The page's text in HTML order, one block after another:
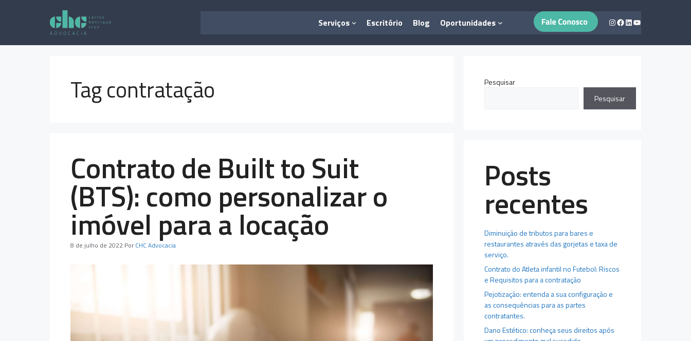
Serviços Escritório Blog Oportunidades Instagram
Facebook
LinkedIn
Youtube
Tag contratação
Contrato de Built to Suit
(BTS): como personalizar o
imóvel para a locação
8 de julho de 2022 Por CHC Advocacia
Pesquisar
Pesquisar
Posts
recentes
Diminuição de tributos para bares e
restaurantes através das gorjetas e taxa de
serviço.
Contrato do Atleta infantil no Futebol: Riscos
e Requisitos para a contratação
Pejotização: entenda a sua configuração e
as consequências para as partes
contratantes.
Dano Estético: conheça seus direitos após